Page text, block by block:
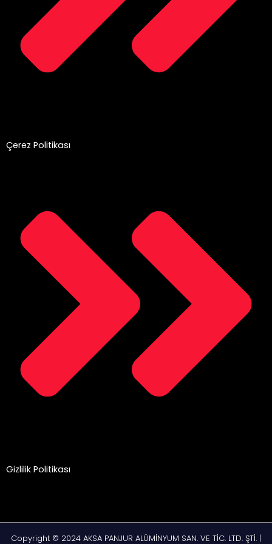
Çerez Politikası
Gizlilik Politikası
Copyright © 2024 AKSA PANJUR ALÜMİNYUM SAN. VE TİC. LTD. ŞTİ. |